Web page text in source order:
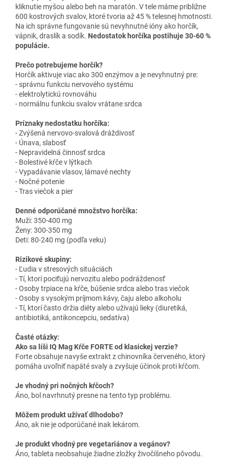
kliknutie myšou alebo beh na maratón. V tele máme približne
600 kostrových svalov, ktoré tvoria až 45 % telesnej hmotnosti.
Na ich správne fungovanie sú nevyhnutné ióny ako horčík,
vápnik, draslík a sodík. Nedostatok horčíka postihuje 30-60 %
populácie.
Prečo potrebujeme horčík?
Horčík aktivuje viac ako 300 enzýmov a je nevyhnutný pre:
- správnu funkciu nervového systému
- elektrolytickú rovnováhu
- normálnu funkciu svalov vrátane srdca
Príznaky nedostatku horčíka:
- Zvýšená nervovo-svalová dráždivosť
- Únava, slabosť
- Nepravidelná činnosť srdca
- Bolestivé kŕče v lýtkach
- Vypadávanie vlasov, lámavé nechty
- Nočné potenie
- Tras viečok a pier
Denné odporúčané množstvo horčíka:
Muži: 350-400 mg
Ženy: 300-350 mg
Deti: 80-240 mg (podľa veku)
Rizikové skupiny:
- Ľudia v stresových situáciách
- Tí, ktorí pociťujú nervozitu alebo podráždenosť
- Osoby trpiace na kŕče, búšenie srdca alebo tras viečok
- Osoby s vysokým príjmom kávy, čaju alebo alkoholu
- Tí, ktorí často držia diéty alebo užívajú lieky (diuretiká,
antibiotiká, antikoncepciu, sedatíva)
Časté otázky:
Ako sa líši IQ Mag Kŕče FORTE od klasickej verzie?
Forte obsahuje navyše extrakt z chinovníka červeného, ktorý
pomáha uvoľniť napäté svaly a zvyšuje účinok proti kŕčom.
Je vhodný pri nočných kŕčoch?
Áno, bol navrhnutý presne na tento typ problému.
Môžem produkt užívať dlhodobo?
Áno, ak nie je odporúčané inak lekárom.
Je produkt vhodný pre vegetariánov a vegánov?
Áno, tableta neobsahuje žiadne zložky živočíšneho pôvodu.